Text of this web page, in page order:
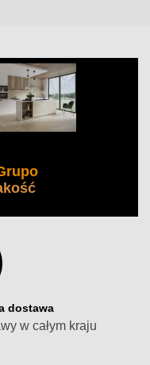
dostawa
w całym kraju